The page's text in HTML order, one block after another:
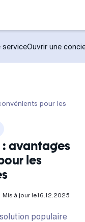
serviceOuvrir une
pour les
avantages
les
Mis à jour le16.12.2025
populaire